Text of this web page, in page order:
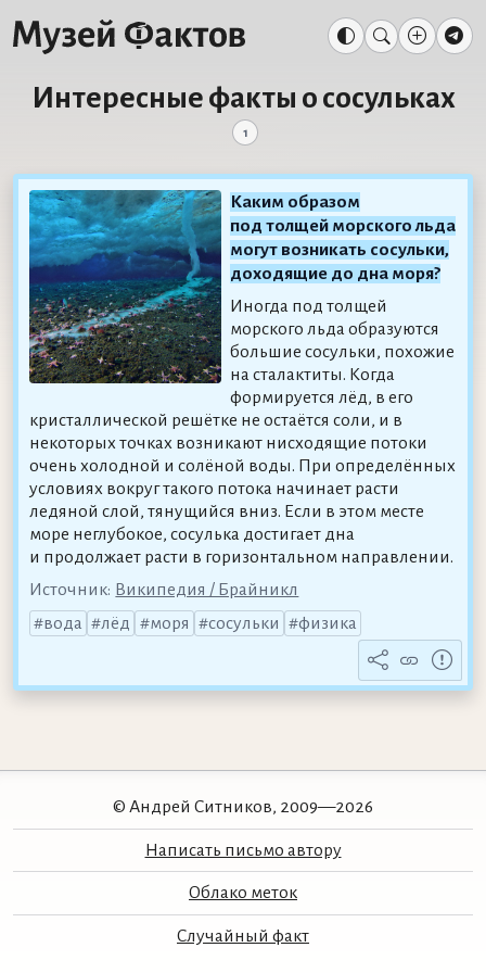
Интересные факты о сосульках
1
Каким образом
под толщей морского льда
могут возникать сосульки,
доходящие до дна моря?
Иногда под толщей
морского льда образуются
большие сосульки, похожие
на сталактиты. Когда
формируется лёд, в его
кристаллической решётке не остаётся соли, и в
некоторых точках возникают нисходящие потоки
очень холодной и солёной воды. При определённых
условиях вокруг такого потока начинает расти
ледяной слой, тянущийся вниз. Если в этом месте
море неглубокое, сосулька достигает дна
и продолжает расти в горизонтальном направлении.
Источник: Википедия / Брайникл
вода
лёд моря сосульки физика
© Андрей Ситников, 2009—2026
Написать письмо автору
Облако меток
Случайный факт